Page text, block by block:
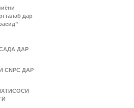
дар
ДАР
ДАР